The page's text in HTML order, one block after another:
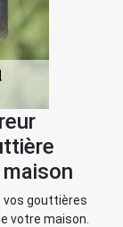
vos gouttières
votre maison.